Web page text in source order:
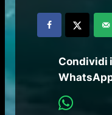
Condividi